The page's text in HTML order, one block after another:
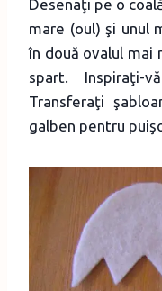
Desenaţi pe o
mare (oul) şi unul
în două ovalul mai
spart.
Transferaţi
galben pentru